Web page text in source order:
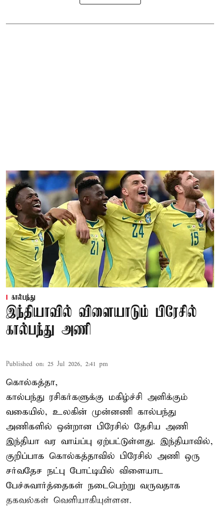
கால்பந்து
இந்தியாவில் விளையாடும் பிரேசில்
கால்பந்து அணி
Published on: 25 Jul 2026, 2:41 pm
கொல்கத்தா,
கால்பந்து ரசிகர்களுக்கு மகிழ்ச்சி அளிக்கும்
வகையில், உலகின் முன்னணி கால்பந்து
அணிகளில் ஒன்றான பிரேசில் தேசிய அணி
இந்தியா வர வாய்ப்பு ஏற்பட்டுள்ளது. இந்தியாவில்,
குறிப்பாக கொல்கத்தாவில் பிரேசில் அணி ஒரு
சர்வதேச நட்பு போட்டியில் விளையாட
பேச்சுவார்த்தைகள் நடைபெற்று வருவதாக
தகவல்கள் வெளியாகியுள்ளன.